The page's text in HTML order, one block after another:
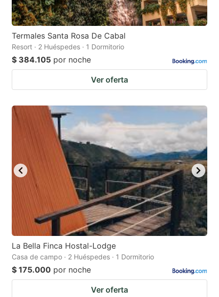
Termales Santa Rosa De Cabal
Resort · 2 Huéspedes · 1 Dormitorio
$ 384.105 por noche
Ver oferta
La Bella Finca Hostal-Lodge
Casa de campo · 2 Huéspedes · 1 Dormitorio
$ 175.000 por noche
Ver oferta